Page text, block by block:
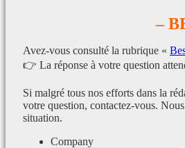
–
Avez-vous consulté la rubrique «
👉 La réponse à votre question
Si malgré tous nos efforts dans la
votre question, contactez-vous.
situation.
Company